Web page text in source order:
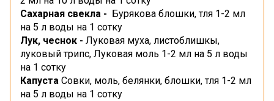
Сахарная свекла -
Бурякова блошки, тля 1-2 мл
на 5 л воды на 1 сотку
Лук, чеснок - Луковая муха, листоблишкы,
луковый трипс, Луковая моль 1-2 мл на 5 л воды
на 1 сотку
Капуста Совки, моль, белянки, блошки, тля 1-2 мл
на 5 л воды на 1 сотку